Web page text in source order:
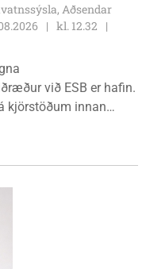
Aðsendar
kl. 12.32
við ESB er hafin.
kjörstöðum innan
1, Sauðárkróki, virka
mánudaga -
kl. 10:00 - 12:00.
1-3, Skagaströnd,
og 13:00 - 15:00,